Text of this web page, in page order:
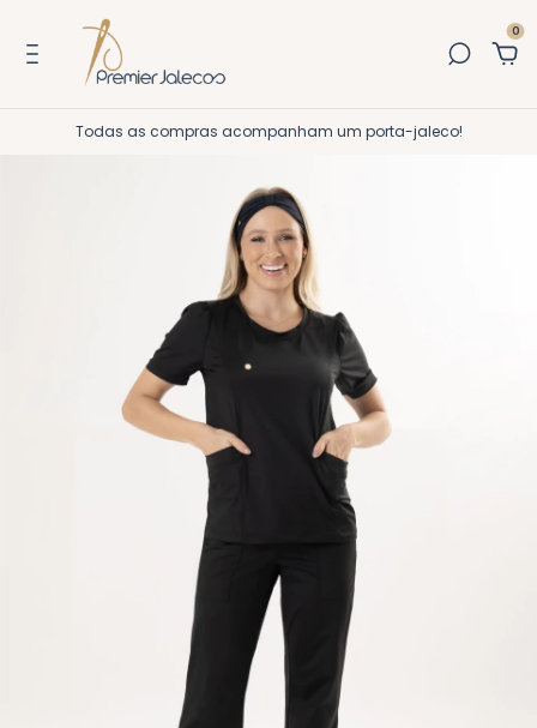
0
Todas as compras acompanham um porta-jaleco!